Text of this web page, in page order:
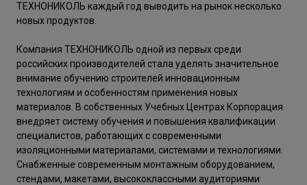
ТЕХНОНИКОЛЬ каждый год выводить на рынок несколько
новых продуктов.
Компания ТЕХНОНИКОЛЬ одной из первых среди
российских производителей стала уделять значительное
внимание обучению строителей инновационным
технологиям и особенностям применения новых
материалов. В собственных Учебных Центрах Корпорация
внедряет систему обучения и повышения квалификации
специалистов, работающих с современными
изоляционными материалами, системами и технологиями.
Снабженные современным монтажным оборудованием,
стендами, макетами, высококлассными аудиториями